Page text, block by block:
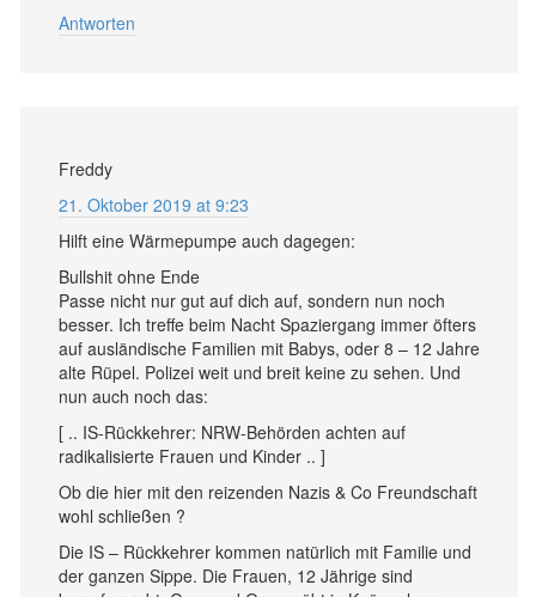
Antworten
Freddy
21. Oktober 2019 at 9:23
Hilft eine Wärmepumpe auch dagegen:
Bullshit ohne Ende
Passe nicht nur gut auf dich auf, sondern nun noch
besser. Ich treffe beim Nacht Spaziergang immer öfters
auf ausländische Familien mit Babys, oder 8 – 12 Jahre
alte Rüpel. Polizei weit und breit keine zu sehen. Und
nun auch noch das:
[ .. IS-Rückkehrer: NRW-Behörden achten auf
radikalisierte Frauen und Kinder .. ]
Ob die hier mit den reizenden Nazis & Co Freundschaft
wohl schließen ?
Die IS – Rückkehrer kommen natürlich mit Familie und
der ganzen Sippe. Die Frauen, 12 Jährige sind